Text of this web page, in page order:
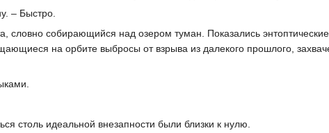
– Быстро.
собирающийся над озером туман. Показались
на орбите выбросы от взрыва из далекого прошлого,
столь идеальной внезапности были близки к нулю.